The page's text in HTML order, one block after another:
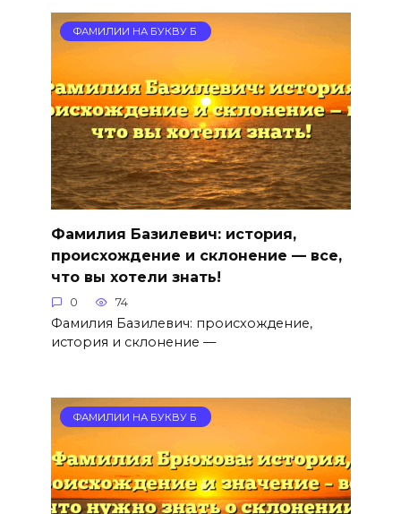
ФАМИЛИИ НА БУКВУ Б
Фамилия Базилевич: история,
происхождение и склонение — все,
что вы хотели знать!
0 74
Фамилия Базилевич: происхождение,
история и склонение —
ФАМИЛИИ НА БУКВУ Б